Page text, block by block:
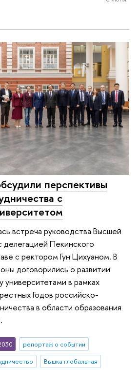
перспективы
с
встреча руководства Высшей
Пекинского
с ректором Гун Цихуаном. В
договорились о развитии
университетами в рамках
Годов российско-
в области образования
репортаж о событии
Вышка глобальная